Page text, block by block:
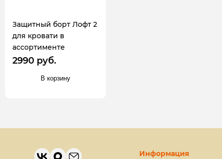
Защитный борт Лофт 2
для кровати в
ассортименте
2990 руб.
В корзину
Информация